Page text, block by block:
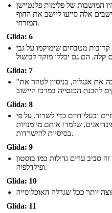
המושבות של פלימות פלנטיישן
אלה סייעו ליישב את החוף
המזרחי.
Glida: 6
מטבחים שימוקמו על גבי
Glida: 7
"הפוריטנים" היו קבוצה דתית אשר עזבה את אנגליה, בניסיון לטהר את
Glida: 8
ובעלי חיים כדי לשרוד. על פי
שלמדו אותם מיומנויות
בסיסיות להישרדות.
Glida: 9
סביב ערים גדולות כמו בוסטון
ופילדלפיה.
Glida: 10
Glida: 11